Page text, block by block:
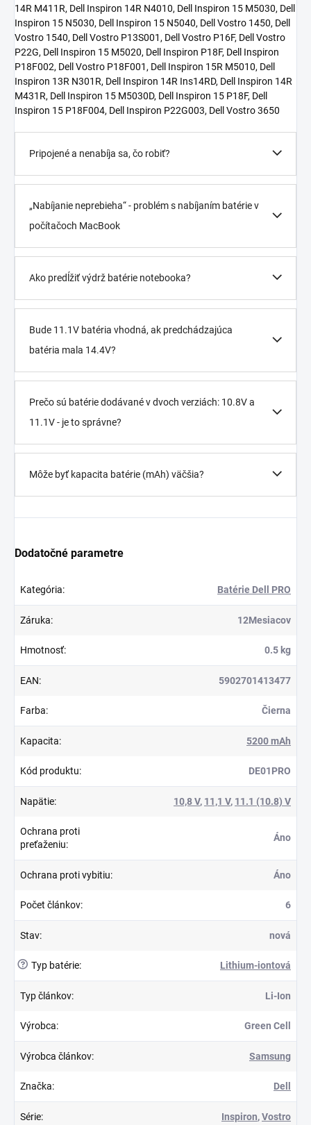
14R M411R, Dell Inspiron 14R N4010, Dell Inspiron 15 M5030, Dell
Inspiron 15 N5030, Dell Inspiron 15 N5040, Dell Vostro 1450, Dell
Vostro 1540, Dell Vostro P13S001, Dell Vostro P16F, Dell Vostro
P22G, Dell Inspiron 15 M5020, Dell Inspiron P18F, Dell Inspiron
P18F002, Dell Vostro P18F001, Dell Inspiron 15R M5010, Dell
Inspiron 13R N301R, Dell Inspiron 14R Ins14RD, Dell Inspiron 14R
M431R, Dell Inspiron 15 M5030D, Dell Inspiron 15 P18F, Dell
Inspiron 15 P18F004, Dell Inspiron P22G003, Dell Vostro 3650
Pripojené a nenabíja sa, čo robiť?
„Nabíjanie neprebieha“ - problém s nabíjaním batérie v
počítačoch MacBook
Ako predĺžiť výdrž batérie notebooka?
Bude 11.1V batéria vhodná, ak predchádzajúca
batéria mala 14.4V?
Prečo sú batérie dodávané v dvoch verziách: 10.8V a
11.1V - je to správne?
Môže byť kapacita batérie (mAh) väčšia?
Dodatočné parametre
Kategória: Batérie Dell PRO
Záruka: 12Mesiacov
Hmotnosť: 0.5 kg
EAN: 5902701413477
Farba: Čierna
Kapacita: 5200 mAh
Kód produktu: DE01PRO
Napätie: 10,8 V, 11,1 V, 11.1 (10.8) V
Ochrana proti
preťaženiu:
Áno
Ochrana proti vybitiu: Áno
Počet článkov: 6
Stav: nová
? Typ batérie: Lithium-iontová
Typ článkov: Li-Ion
Výrobca: Green Cell
Výrobca článkov: Samsung
Značka: Dell
Série: Inspiron,Vostro